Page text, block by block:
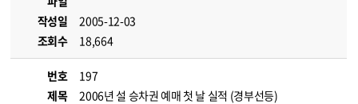
작성일
2005-12-03
조회수
18,664
번호
197
제목
2006년 설 승차권 예매 첫 날 실적 (경부선등)